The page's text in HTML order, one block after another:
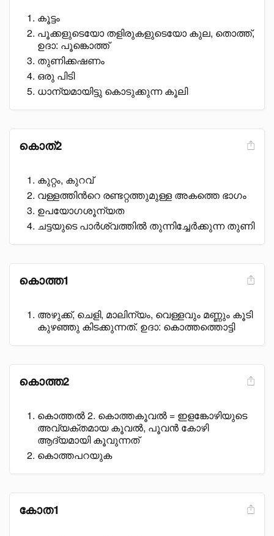
കൂട്ടം
പൂക്കളുടെയോ തളിരുകളുടെയോ കുല, തൊത്ത്,
ഉദാ: പൂങ്കൊത്ത്
തുണിക്കഷണം
ഒരു പിടി
ധാന്യമായിട്ടു കൊടുക്കുന്ന കൂലി
കൊത്2
കുറ്റം, കുറവ്
വള്ളത്തിൻറെ രണ്ടറ്റത്തുമുള്ള അകത്തെ ഭാഗം
ഉപയോഗശൂന്യത
ചട്ടയുടെ പാർശ്വത്തിൽ തുന്നിച്ചേർക്കുന്ന തുണി
കൊത്ത1
അഴുക്ക്, ചെളി, മാലിന്യം, വെള്ളവും മണ്ണും കൂടി
കുഴഞ്ഞു കിടക്കുന്നത്. ഉദാ: കൊത്തത്തൊട്ടി
കൊത്ത2
കൊത്തൽ 2. കൊത്തകൂവൽ = ഇളങ്കോഴിയുടെ
അവ്യക്തമായ കൂവൽ, പൂവൻ കോഴി
ആദ്യമായി കൂവുന്നത്
കൊത്തപറയുക
കോത1